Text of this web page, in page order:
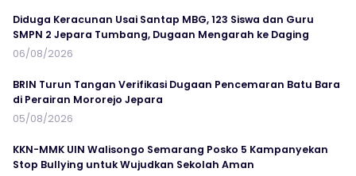
Diduga Keracunan Usai Santap MBG, 123 Siswa dan Guru
SMPN 2 Jepara Tumbang, Dugaan Mengarah ke Daging
06/08/2026
BRIN Turun Tangan Verifikasi Dugaan Pencemaran Batu Bara
di Perairan Mororejo Jepara
05/08/2026
KKN-MMK UIN Walisongo Semarang Posko 5 Kampanyekan
Stop Bullying untuk Wujudkan Sekolah Aman